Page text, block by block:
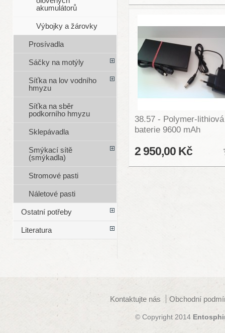
38.57 - Polymer-lithiová
baterie 9600 mAh
2 950,00 Kč
akumulátorů
Výbojky a žárovky
Prosívadla
Sáčky na motýly
Síťka na lov vodního
hmyzu
Síťka na sběr
podkorního hmyzu
Sklepávadla
Smýkací sítě
(smýkadla)
Stromové pasti
Náletové pasti
Ostatní potřeby
Literatura
Kontaktujte nás Obchodní
© Copyright 2014